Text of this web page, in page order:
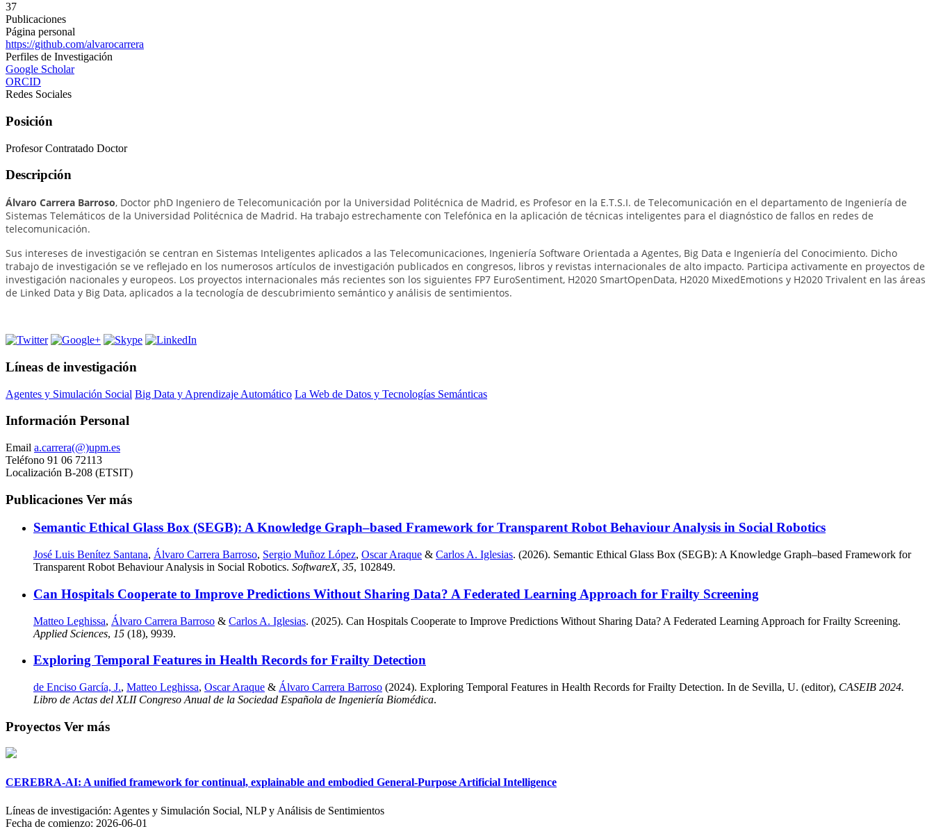
37
Publicaciones
Página personal
https://github.com/alvarocarrera
Perfiles de Investigación
Google Scholar
ORCID
Redes Sociales
Posición
Profesor Contratado Doctor
Descripción
Álvaro Carrera Barroso, Doctor phD Ingeniero de Telecomunicación por la Universidad Politécnica de Madrid, es Profesor en la E.T.S.I. de Telecomunicación en el departamento de Ingeniería de
Sistemas Telemáticos de la Universidad Politécnica de Madrid. Ha trabajo estrechamente con Telefónica en la aplicación de técnicas inteligentes para el diagnóstico de fallos en redes de
telecomunicación.
Sus intereses de investigación se centran en Sistemas Inteligentes aplicados a las Telecomunicaciones, Ingeniería Software Orientada a Agentes, Big Data e Ingeniería del Conocimiento. Dicho
trabajo de investigación se ve reflejado en los numerosos artículos de investigación publicados en congresos, libros y revistas internacionales de alto impacto. Participa activamente en proyectos de
investigación nacionales y europeos. Los proyectos internacionales más recientes son los siguientes FP7 EuroSentiment, H2020 SmartOpenData, H2020 MixedEmotions y H2020 Trivalent en las áreas
de Linked Data y Big Data, aplicados a la tecnología de descubrimiento semántico y análisis de sentimientos.
Líneas de investigación
Agentes y Simulación Social Big Data y Aprendizaje Automático La Web de Datos y Tecnologías Semánticas
Información Personal
Email a.carrera(@)upm.es
Teléfono 91 06 72113
Localización B-208 (ETSIT)
Publicaciones Ver más
Semantic Ethical Glass Box (SEGB): A Knowledge Graph–based Framework for Transparent Robot Behaviour Analysis in Social Robotics
José Luis Benítez Santana, Álvaro Carrera Barroso, Sergio Muñoz López, Oscar Araque & Carlos A. Iglesias. (2026). Semantic Ethical Glass Box (SEGB): A Knowledge Graph–based Framework for
Transparent Robot Behaviour Analysis in Social Robotics. SoftwareX, 35, 102849.
Can Hospitals Cooperate to Improve Predictions Without Sharing Data? A Federated Learning Approach for Frailty Screening
Matteo Leghissa, Álvaro Carrera Barroso & Carlos A. Iglesias. (2025). Can Hospitals Cooperate to Improve Predictions Without Sharing Data? A Federated Learning Approach for Frailty Screening.
Applied Sciences, 15 (18), 9939.
Exploring Temporal Features in Health Records for Frailty Detection
de Enciso García, J., Matteo Leghissa, Oscar Araque & Álvaro Carrera Barroso (2024). Exploring Temporal Features in Health Records for Frailty Detection. In de Sevilla, U. (editor), CASEIB 2024.
Libro de Actas del XLII Congreso Anual de la Sociedad Española de Ingeniería Biomédica.
Proyectos Ver más
CEREBRA-AI: A unified framework for continual, explainable and embodied General-Purpose Artificial Intelligence
Líneas de investigación: Agentes y Simulación Social, NLP y Análisis de Sentimientos
Fecha de comienzo: 2026-06-01